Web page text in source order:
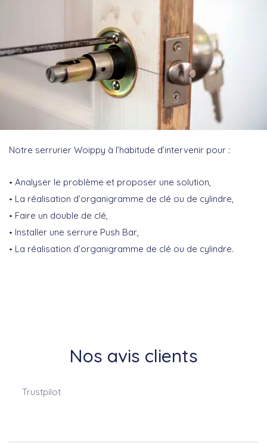
Notre serrurier Woippy à l’habitude d’intervenir pour :
Analyser le problème et proposer une solution,
La réalisation d’organigramme de clé ou de cylindre,
Faire un double de clé,
Installer une serrure Push Bar,
La réalisation d’organigramme de clé ou de cylindre.
Nos avis clients
Trustpilot